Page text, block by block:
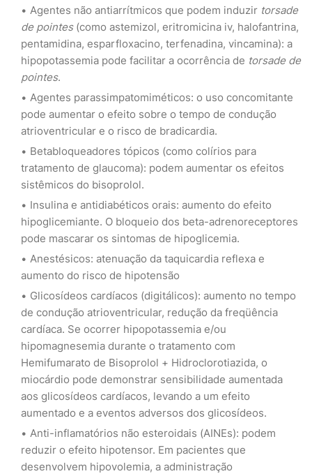
Agentes não antiarrítmicos que podem induzir torsade
de pointes(como astemizol, eritromicina iv, halofantrina,
pentamidina, esparfloxacino, terfenadina, vincamina): a
hipopotassemia pode facilitar a ocorrência de torsade de
pointes.
Agentes parassimpatomiméticos: o uso concomitante
pode aumentar o efeito sobre o tempo de condução
atrioventricular e o risco de bradicardia.
Betabloqueadores tópicos (como colírios para
tratamento de glaucoma): podem aumentar os efeitos
sistêmicos do bisoprolol.
Insulina e antidiabéticos orais: aumento do efeito
hipoglicemiante. O bloqueio dos beta-adrenoreceptores
pode mascarar os sintomas de hipoglicemia.
Anestésicos: atenuação da taquicardia reflexa e
aumento do risco de hipotensão
Glicosídeos cardíacos (digitálicos): aumento no tempo
de condução atrioventricular, redução da freqüência
cardíaca. Se ocorrer hipopotassemia e/ou
hipomagnesemia durante o tratamento com
Hemifumarato de Bisoprolol + Hidroclorotiazida, o
miocárdio pode demonstrar sensibilidade aumentada
aos glicosídeos cardíacos, levando a um efeito
aumentado e a eventos adversos dos glicosídeos.
Anti-inflamatórios não esteroidais (AINEs): podem
reduzir o efeito hipotensor. Em pacientes que
desenvolvem hipovolemia, a administração